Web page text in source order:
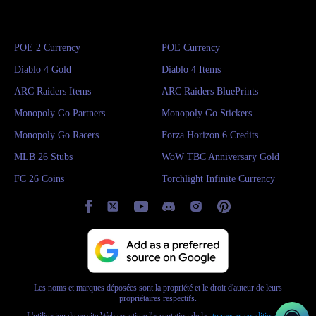
POE 2 Currency POE Currency
Diablo 4 Gold Diablo 4 Items
ARC Raiders Items ARC Raiders BluePrints
Monopoly Go Partners Monopoly Go Stickers
Monopoly Go Racers Forza Horizon 6 Credits
MLB 26 Stubs WoW TBC Anniversary Gold
FC 26 Coins Torchlight Infinite Currency
Les noms et marques déposées sont la propriété et le droit d'auteur de leurs
propriétaires respectifs.